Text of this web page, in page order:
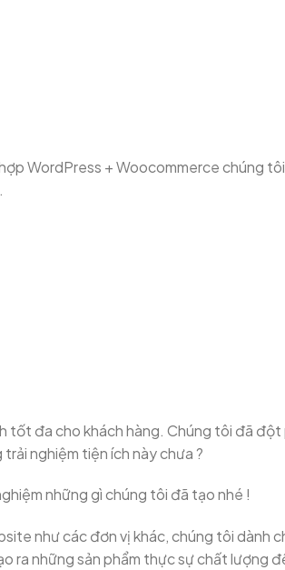
WordPress + Woocommerce chúng
tốt đa cho khách hàng. Chúng tôi đã
nghiệm tiện ích này chưa ?
những gì chúng tôi đã tạo nhé !
như các đơn vị khác, chúng tôi
những sản phẩm thực sự chất lượng